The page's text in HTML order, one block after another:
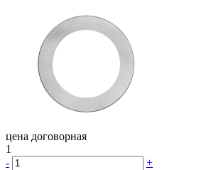
цена договорная
1
-
+